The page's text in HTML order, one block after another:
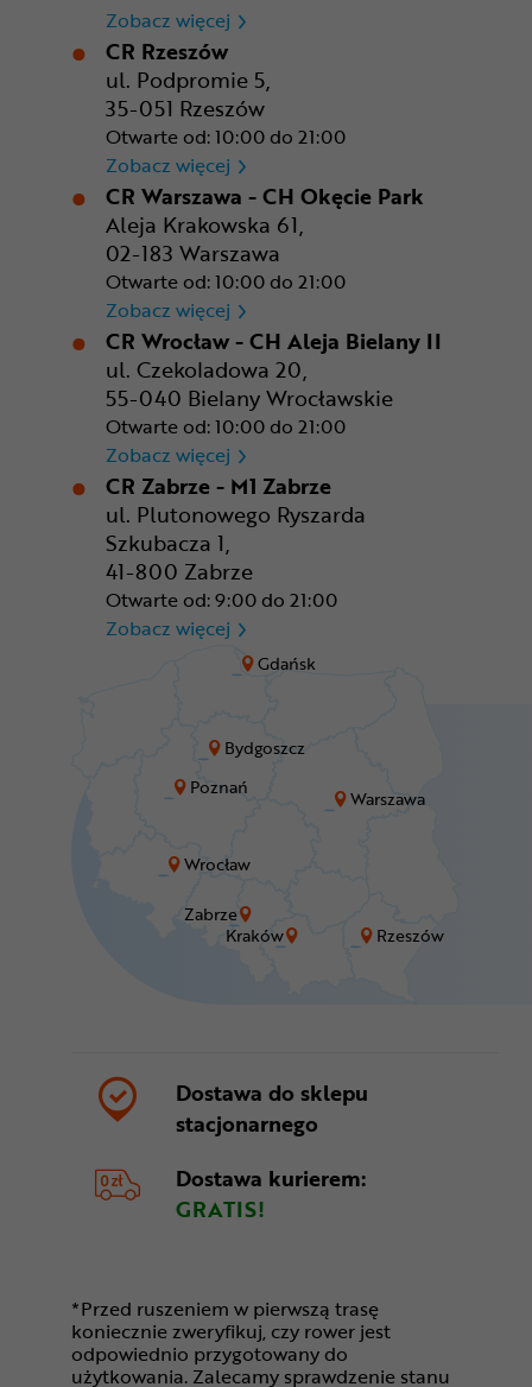
Bydgoszcz
Gdańsk
Kraków
Poznań
Rzeszów
Warszawa
Wrocław
Zabrze
Zobacz więcej CR Poznań - M1 Poznań
CR Rzeszów
ul. Podpromie 5,
35-051 Rzeszów
Otwarte od: 10:00 do 21:00
Zobacz więcej CR Rzeszów
CR Warszawa - CH Okęcie Park
Aleja Krakowska 61,
02-183 Warszawa
Otwarte od: 10:00 do 21:00
Zobacz więcej CR Warszawa - CH Okęcie
CR Wrocław - CH Aleja Bielany II
ul. Czekoladowa 20,
55-040 Bielany Wrocławskie
Otwarte od: 10:00 do 21:00
Zobacz więcej CR Wrocław - CH Aleja
CR Zabrze - M1 Zabrze
ul. Plutonowego Ryszarda
Szkubacza 1,
41-800 Zabrze
Otwarte od: 9:00 do 21:00
Zobacz więcej CR Zabrze - M1 Zabrze
Dostawa do sklepu
stacjonarnego
Dostawa kurierem:
GRATIS!
*Przed ruszeniem w pierwszą trasę
koniecznie zweryfikuj, czy rower jest
odpowiednio przygotowany do
użytkowania. Zalecamy sprawdzenie stanu